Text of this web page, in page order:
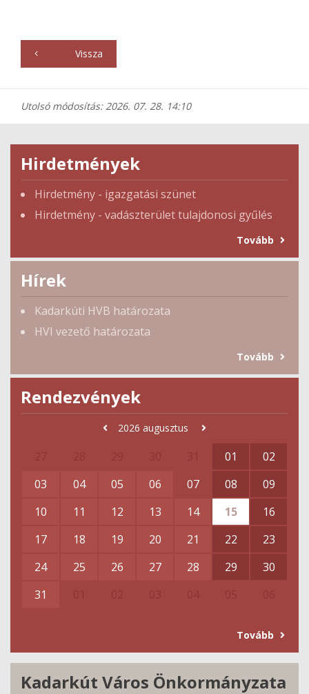
Vissza
Utolsó módosítás: 2026. 07. 28. 14:10
Hirdetmények
Hirdetmény - igazgatási szünet
Hirdetmény - vadászterület tulajdonosi gyűlés
Tovább
Hírek
Kadarkúti HVB határozata
HVI vezető határozata
Tovább
Rendezvények
2026 augusztus
01
02
03
04 05 06 07 08
09
10
11 12 13 14 15
16
17
18 19 20 21 22
23
24
25 26 27 28 29
30
31
Tovább
Kadarkút Város Önkormányzata